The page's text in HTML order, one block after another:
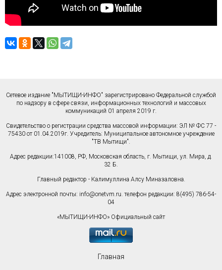
Сетевое издание "МЫТИЩИ-ИНФО" зарегистрировано Федеральной службой
по надзору в сфере связи, информационных технологий и массовых
коммуникаций 01 апреля 2019 г.
Свидетельство о регистрации средства массовой информации: ЭЛ № ФС 77 -
75430 от 01.04.2019г. Учредитель: Муниципальное автономное учреждение
"ТВ Мытищи".
Адрес редакции:141008, РФ, Московская область, г. Мытищи, ул. Мира, д.
32 Б.
Главный редактор - Калимуллина Алсу Миназаловна.
Адрес электронной почты: info@onetvm.ru. телефон редакции: 8(495) 786-54-
04
«МЫТИЩИ-ИНФО» Официальный сайт
Главная